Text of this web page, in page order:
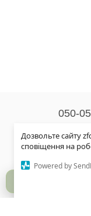
Дозвольте сайту
сповіщення на
Powered by
050-